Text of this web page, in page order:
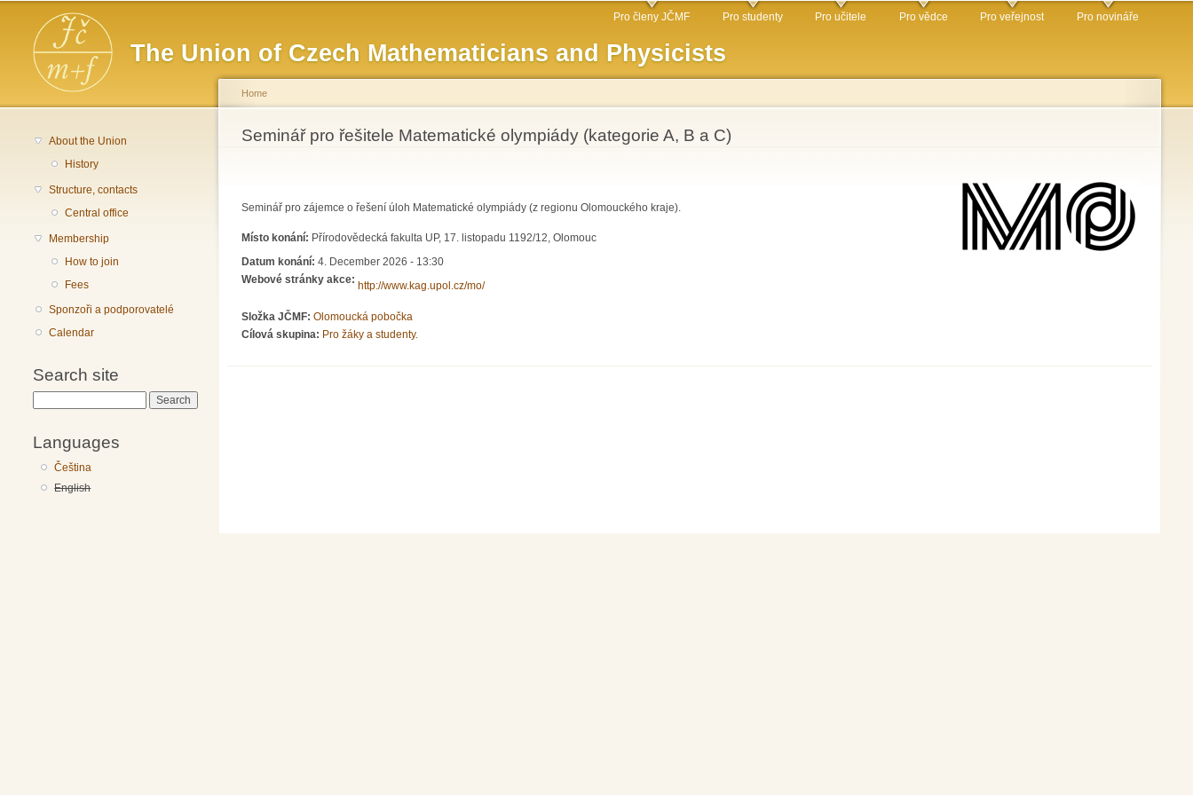
The Union of Czech Mathematicians and Physicists
Main menu Pro členy JČMF Pro studenty Pro učitele Pro vědce Pro veřejnost Pro novináře
About the Union
History
Structure, contacts
Central office
Membership
How to join
Fees
Sponzoři a podporovatelé
Calendar
Search site
Languages
Čeština
English
You are here
Home
Seminář pro řešitele Matematické olympiády (kategorie A, B a C)
Seminář pro zájemce o řešení úloh Matematické olympiády (z regionu Olomouckého kraje).
Místo konání: Přírodovědecká fakulta UP, 17. listopadu 1192/12, Olomouc
Datum konání: 4. December 2026 - 13:30
Webové stránky akce:
http://www.kag.upol.cz/mo/
Složka JČMF: Olomoucká pobočka
Cílová skupina: Pro žáky a studenty.